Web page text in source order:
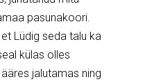
pasunakoori.
Lüdig seda talu ka
külas olles
jalutamas ning